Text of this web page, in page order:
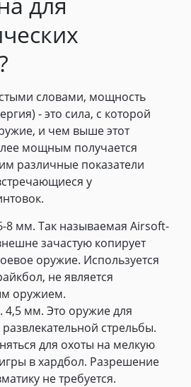
словами, мощность
- это сила, с которой
и чем выше этот
мощным получается
различные показатели
у
8 мм. Так называемая Airsoft-
зачастую копирует
оружие. Используется
не является
оружием.
4,5 мм. Это оружие для
стрельбы.
для охоты на мелкую
в хардбол. Разрешение
не требуется.